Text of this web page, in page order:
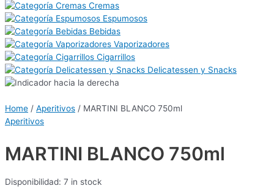
Cremas
Espumosos
Bebidas
Vaporizadores
Cigarrillos
Delicatessen y Snacks
Home / Aperitivos / MARTINI BLANCO 750ml
Aperitivos
MARTINI BLANCO 750ml
Disponibilidad: 7 in stock